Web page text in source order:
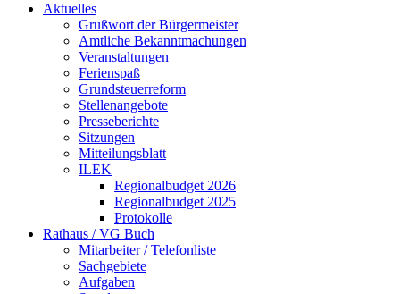
Aktuelles
Grußwort der Bürgermeister
Amtliche Bekanntmachungen
Veranstaltungen
Ferienspaß
Grundsteuerreform
Stellenangebote
Presseberichte
Sitzungen
Mitteilungsblatt
ILEK
Regionalbudget 2026
Regionalbudget 2025
Protokolle
Rathaus / VG Buch
Mitarbeiter / Telefonliste
Sachgebiete
Aufgaben